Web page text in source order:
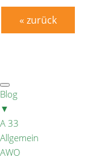
« zurück
Blog
▼
A 33
Allgemein
AWO